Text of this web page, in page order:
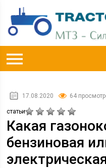
17.08.2020 64
статьи
Какая
бензиновая